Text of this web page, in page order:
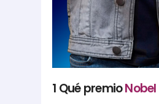
1 Qué premioNobel